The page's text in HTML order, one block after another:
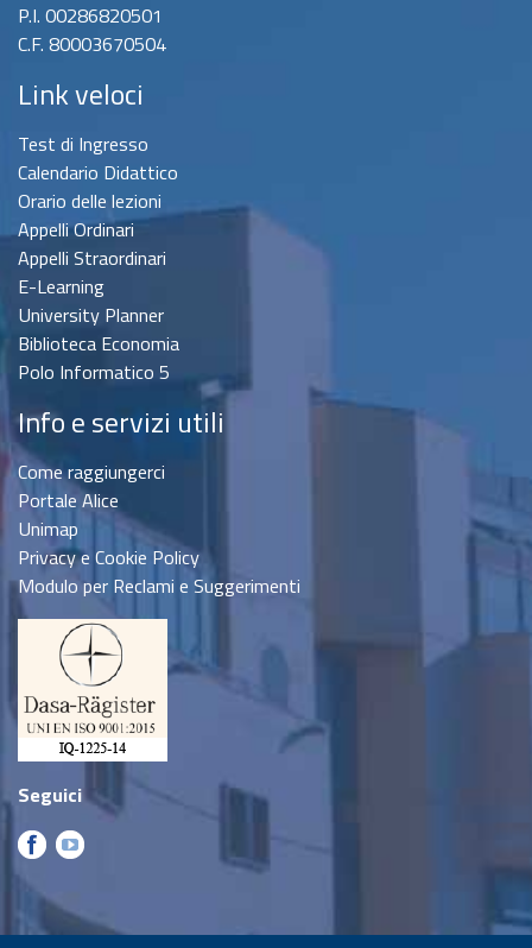
P.I. 00286820501
C.F. 80003670504
Link veloci
Test di Ingresso
Calendario Didattico
Orario delle lezioni
Appelli Ordinari
Appelli Straordinari
E-Learning
University Planner
Biblioteca Economia
Polo Informatico 5
Info e servizi utili
Come raggiungerci
Portale Alice
Unimap
Privacy e Cookie Policy
Modulo per Reclami e Suggerimenti
Seguici